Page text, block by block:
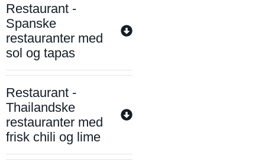
Restaurant -
Spanske
restauranter med
sol og tapas
Restaurant -
Thailandske
restauranter med
frisk chili og lime